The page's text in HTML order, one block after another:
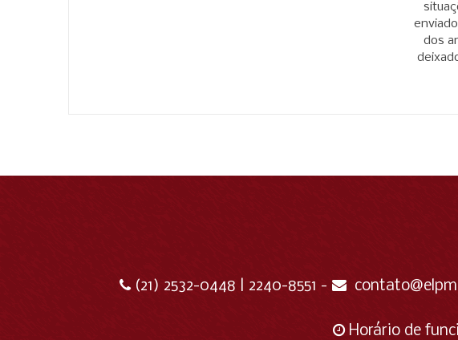
dos
(21) 2532-0448 | 2240-8551 -
Horário de